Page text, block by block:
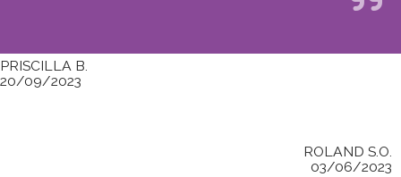
PRISCILLA B.
20/09/2023
ROLAND S.O.
03/06/2023